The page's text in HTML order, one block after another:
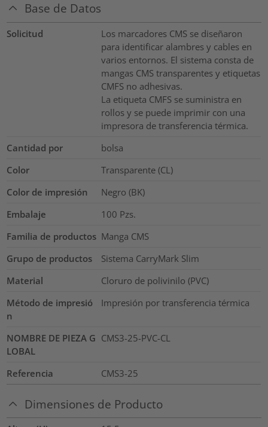
Base de Datos
Solicitud
Los marcadores CMS se diseñaron
para identificar alambres y cables en
varios entornos. El sistema consta de
mangas CMS transparentes y etiquetas
CMFS no adhesivas.
La etiqueta CMFS se suministra en
rollos y se puede imprimir con una
impresora de transferencia térmica.
Cantidad por
bolsa
Color
Transparente (CL)
Color de impresión
Negro (BK)
Embalaje
100 Pzs.
Familia de productos Manga CMS
Grupo de productos
Sistema CarryMark Slim
Material
Cloruro de polivinilo (PVC)
Método de impresió
n
Impresión por transferencia térmica
NOMBRE DE PIEZA G
LOBAL
CMS3-25-PVC-CL
Referencia CMS3-25
Dimensiones de Producto